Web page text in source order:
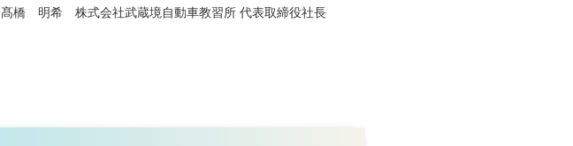
髙橋 明希 株式会社武蔵境自動車教習所 代表取締役社長